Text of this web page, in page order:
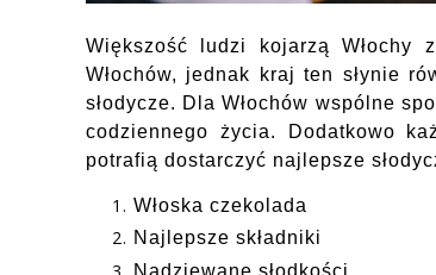
Większość ludzi kojarzą
Włochów, jednak kraj ten słynie
słodycze. Dla Włochów wspólne
codziennego życia. Dodatkowo
potrafią dostarczyć najlepsze
Włoska czekolada
Najlepsze składniki
Nadziewane słodkości